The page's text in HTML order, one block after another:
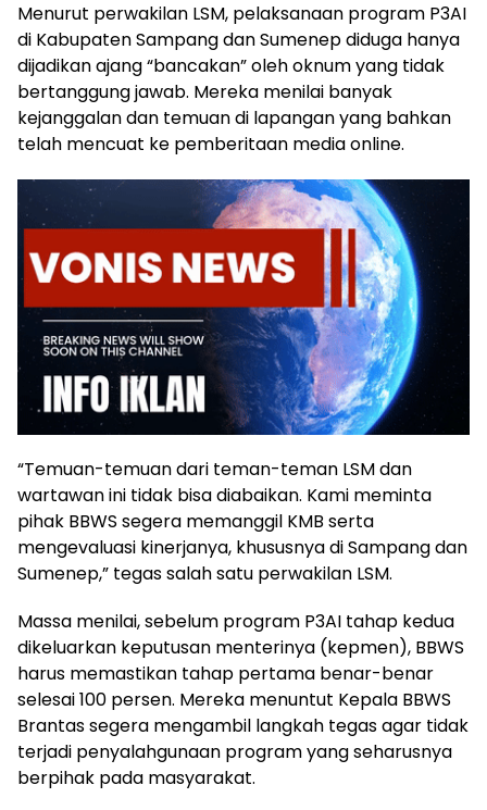
Menurut perwakilan LSM, pelaksanaan program P3AI
di Kabupaten Sampang dan Sumenep diduga hanya
dijadikan ajang “bancakan” oleh oknum yang tidak
bertanggung jawab. Mereka menilai banyak
kejanggalan dan temuan di lapangan yang bahkan
telah mencuat ke pemberitaan media online.
“Temuan-temuan dari teman-teman LSM dan
wartawan ini tidak bisa diabaikan. Kami meminta
pihak BBWS segera memanggil KMB serta
mengevaluasi kinerjanya, khususnya di Sampang dan
Sumenep,” tegas salah satu perwakilan LSM.
Massa menilai, sebelum program P3AI tahap kedua
dikeluarkan keputusan menterinya (kepmen), BBWS
harus memastikan tahap pertama benar-benar
selesai 100 persen. Mereka menuntut Kepala BBWS
Brantas segera mengambil langkah tegas agar tidak
terjadi penyalahgunaan program yang seharusnya
berpihak pada masyarakat.